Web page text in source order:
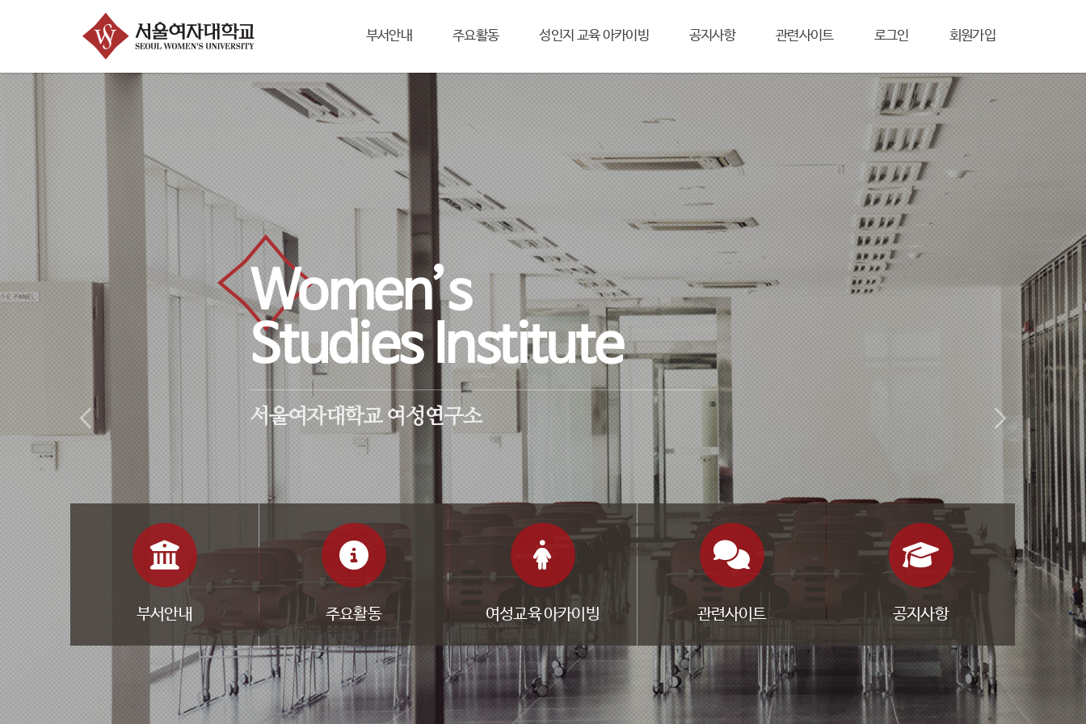
부서안내 주요활동 성인지 교육 아카이빙 공지사항 관련사이트 로그인 회원가입
Women’s
Studies Institute
서울여자대학교여성연구소
Previous Next
부서안내 주요활동 여성교육 아카이빙 관련사이트 공지사항